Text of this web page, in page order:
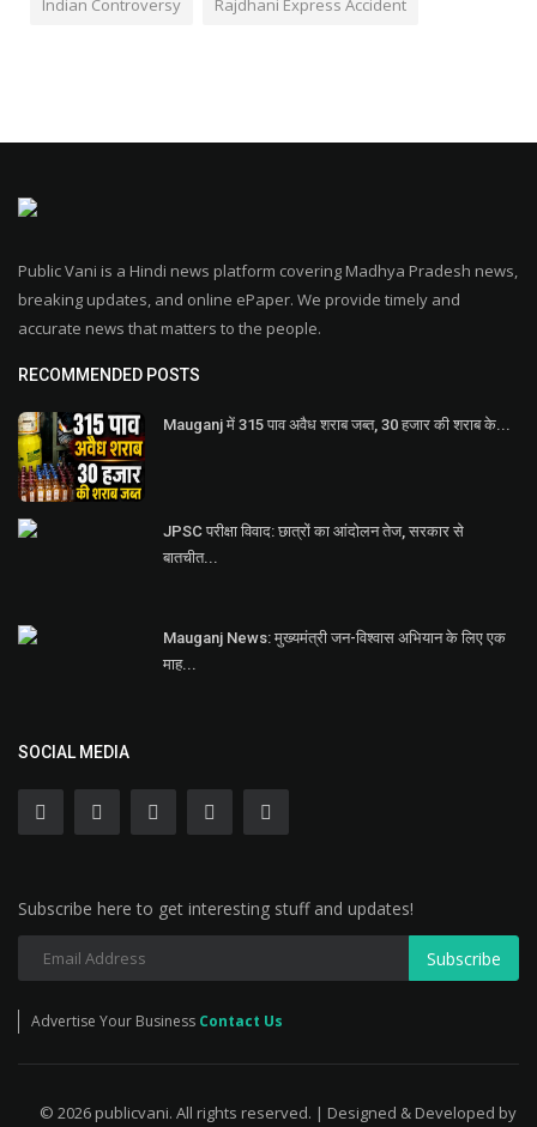
Indian Controversy Rajdhani Express Accident
Public Vani is a Hindi news platform covering Madhya Pradesh news,
breaking updates, and online ePaper. We provide timely and
accurate news that matters to the people.
RECOMMENDED POSTS
Mauganj में 315 पाव अवैध शराब जब्त, 30 हजार की शराब के...
JPSC परीक्षा विवाद: छात्रों का आंदोलन तेज, सरकार से
बातचीत...
Mauganj News: मुख्यमंत्री जन-विश्वास अभियान के लिए एक
माह...
SOCIAL MEDIA
Subscribe here to get interesting stuff and updates!
Subscribe
Advertise Your Business Contact Us
© 2026 publicvani. All rights reserved. | Designed & Developed by